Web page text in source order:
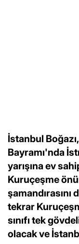
İstanbul
Bayramı'nda
yarışına ev
Kuruçeşme
tekrar
sınıfı tek
olacak ve